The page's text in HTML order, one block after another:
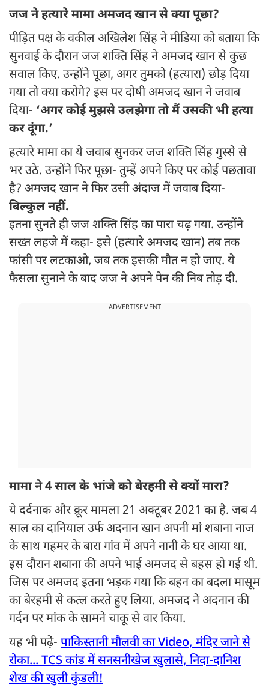
जज ने हत्यारे मामा अमजद खान से क्या पूछा?
पीड़ित पक्ष के वकील अखिलेश सिंह ने मीडिया को बताया कि
सुनवाई के दौरान जज शक्ति सिंह ने अमजद खान से कुछ
सवाल किए. उन्होंने पूछा, अगर तुमको (हत्यारा) छोड़ दिया
गया तो क्या करोगे? इस पर दोषी अमजद खान ने जवाब
दिया- ‘अगर कोई मुझसे उलझेगा तो मैं उसकी भी हत्या
कर दूंगा.’
हत्यारे मामा का ये जवाब सुनकर जज शक्ति सिंह गुस्से से
भर उठे. उन्होंने फिर पूछा- तुम्हें अपने किए पर कोई पछतावा
है? अमजद खान ने फिर उसी अंदाज में जवाब दिया-
बिल्कुल नहीं.
इतना सुनते ही जज शक्ति सिंह का पारा चढ़ गया. उन्होंने
सख्त लहजे में कहा- इसे (हत्यारे अमजद खान) तब तक
फांसी पर लटकाओ, जब तक इसकी मौत न हो जाए. ये
फैसला सुनाने के बाद जज ने अपने पेन की निब तोड़ दी.
ADVERTISEMENT
मामा ने 4 साल के भांजे को बेरहमी से क्यों मारा?
ये दर्दनाक और क्रूर मामला 21 अक्टूबर 2021 का है. जब 4
साल का दानियाल उर्फ अदनान खान अपनी मां शबाना नाज
के साथ गहमर के बारा गांव में अपने नानी के घर आया था.
इस दौरान शबाना की अपने भाई अमजद से बहस हो गई थी.
जिस पर अमजद इतना भड़क गया कि बहन का बदला मासूम
का बेरहमी से कत्ल करते हुए लिया. अमजद ने अदनान की
गर्दन पर मांक के सामने चाकू से वार किया.
यह भी पढे़ं- पाकिस्तानी मौलवी का Video, मंदिर जाने से
रोका... TCS कांड में सनसनीखेज खुलासे, निदा-दानिश
शेख की खुली कुंडली!